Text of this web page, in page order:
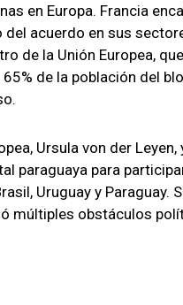
en Europa. Francia
acuerdo en sus
de la Unión Europea,
de la población del
Ursula von der
paraguaya para
Uruguay y Paraguay.
múltiples obstáculos